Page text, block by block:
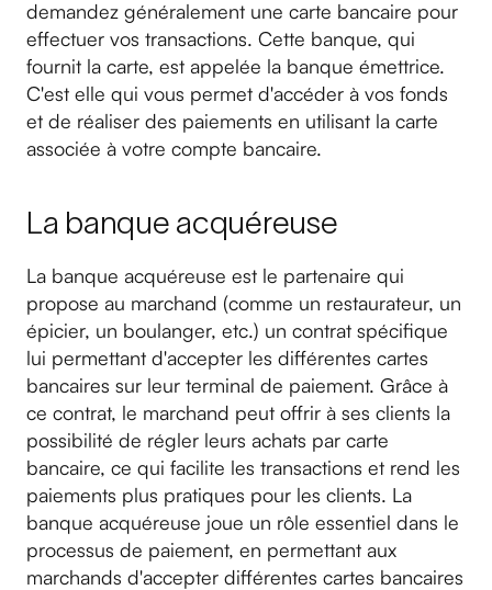
demandez généralement une carte bancaire pour
effectuer vos transactions. Cette banque, qui
fournit la carte, est appelée la banque émettrice.
C'est elle qui vous permet d'accéder à vos fonds
et de réaliser des paiements en utilisant la carte
associée à votre compte bancaire.
La banque acquéreuse
La banque acquéreuse est le partenaire qui
propose au marchand (comme un restaurateur, un
épicier, un boulanger, etc.) un contrat spécifique
lui permettant d'accepter les différentes cartes
bancaires sur leur terminal de paiement. Grâce à
ce contrat, le marchand peut offrir à ses clients la
possibilité de régler leurs achats par carte
bancaire, ce qui facilite les transactions et rend les
paiements plus pratiques pour les clients. La
banque acquéreuse joue un rôle essentiel dans le
processus de paiement, en permettant aux
marchands d'accepter différentes cartes bancaires